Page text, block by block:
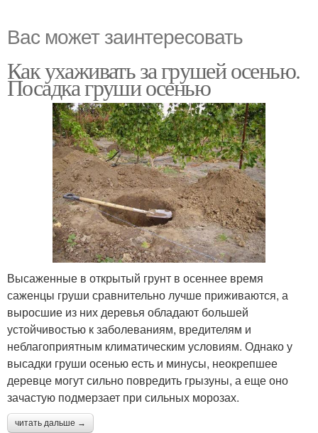
Вас может заинтересовать
Как ухаживать за грушей осенью.
Посадка груши осенью
Высаженные в открытый грунт в осеннее время
саженцы груши сравнительно лучше приживаются, а
выросшие из них деревья обладают большей
устойчивостью к заболеваниям, вредителям и
неблагоприятным климатическим условиям. Однако у
высадки груши осенью есть и минусы, неокрепшее
деревце могут сильно повредить грызуны, а еще оно
зачастую подмерзает при сильных морозах.
читать дальше →